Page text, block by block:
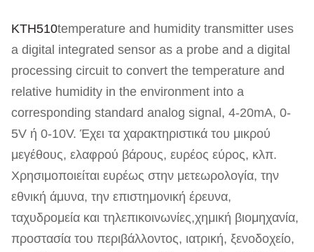
KTH510temperature and humidity transmitter uses
a digital integrated sensor as a probe and a digital
processing circuit to convert the temperature and
relative humidity in the environment into a
corresponding standard analog signal, 4-20mA, 0-
5V ή 0-10V. Έχει τα χαρακτηριστικά του μικρού
μεγέθους, ελαφρού βάρους, ευρέος εύρος, κλπ.
Χρησιμοποιείται ευρέως στην μετεωρολογία, την
εθνική άμυνα, την επιστημονική έρευνα,
ταχυδρομεία και τηλεπικοινωνίες,χημική βιομηχανία,
προστασία του περιβάλλοντος, ιατρική, ξενοδοχείο,